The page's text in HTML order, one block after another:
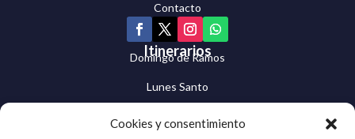
Cookies y consentimiento
Contacto
Itinerarios
Domingo de Ramos
Lunes Santo